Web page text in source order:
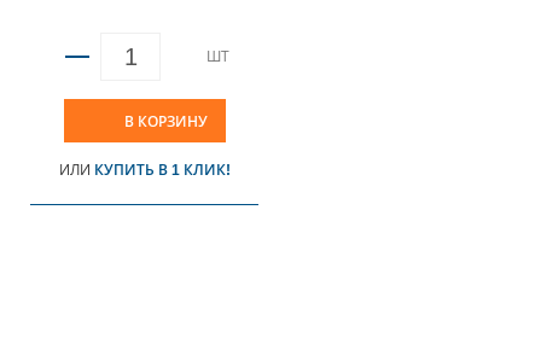
ШТ
В КОРЗИНУ
ИЛИ КУПИТЬ В 1 КЛИК!